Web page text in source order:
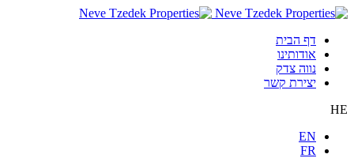
דף הבית
אודותינו
נווה צדק
יצירת קשר
HE
EN
FR